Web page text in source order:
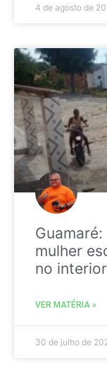
4 de agosto de
Guamaré:
mulher
no
VER MATÉRIA »
30 de julho de